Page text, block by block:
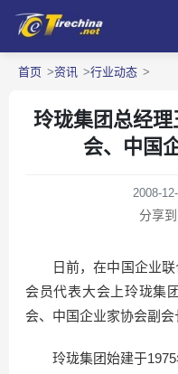
首页 资讯 行业动态
玲珑集团总经
会、中国
2008-
分享到
日前，在中国企业联
会员代表大会上玲珑集
会、中国企业家协会副会
玲珑集团始建于1975